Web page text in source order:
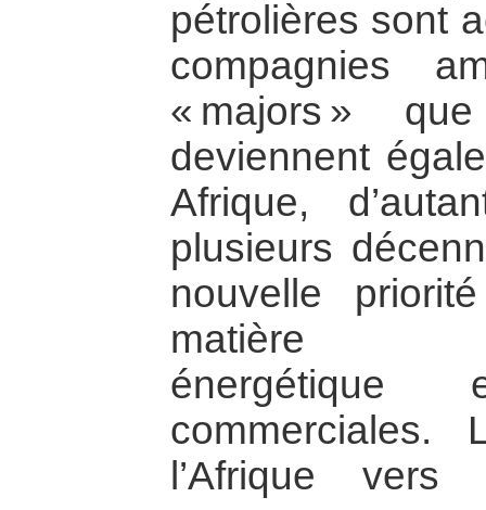
pétrolières sont
compagnies
« majors »
deviennent
Afrique,
plusieurs
nouvelle
matière
commerciales.
l’Afrique